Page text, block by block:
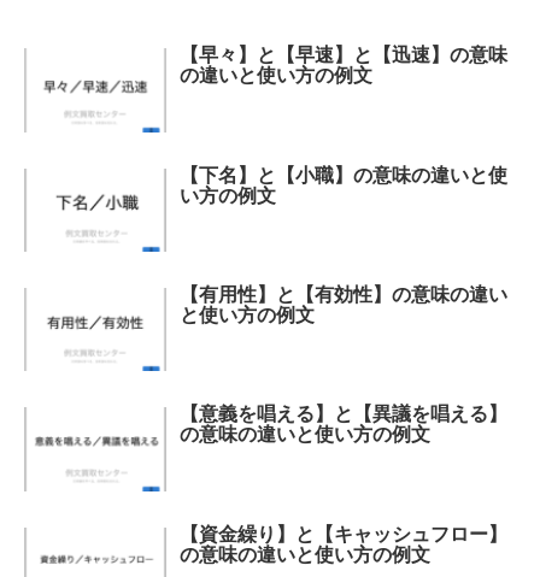
【早々】と【早速】と【迅速】の意味
の違いと使い方の例文
【下名】と【小職】の意味の違いと使
い方の例文
【有用性】と【有効性】の意味の違い
と使い方の例文
【意義を唱える】と【異議を唱える】
の意味の違いと使い方の例文
【資金繰り】と【キャッシュフロー】
の意味の違いと使い方の例文